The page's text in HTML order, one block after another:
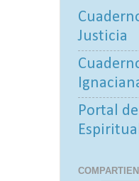
Justicia
Portal